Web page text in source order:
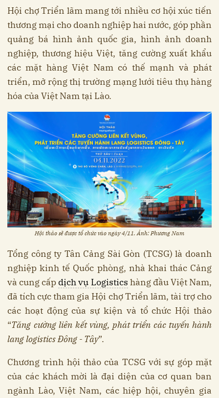
Hội chợ Triển lãm mang tới nhiều cơ hội xúc tiến
thương mại cho doanh nghiệp hai nước, góp phần
quảng bá hình ảnh quốc gia, hình ảnh doanh
nghiệp, thương hiệu Việt, tăng cường xuất khẩu
các mặt hàng Việt Nam có thế mạnh và phát
triển, mở rộng thị trường mạng lưới tiêu thụ hàng
hóa của Việt Nam tại Lào.
Hội thảo sẽ được tổ chức vào ngày 4/11. Ảnh: Phương Nam
Tổng công ty Tân Cảng Sài Gòn (TCSG) là doanh
nghiệp kinh tế Quốc phòng, nhà khai thác Cảng
và cung cấp dịch vụ Logistics hàng đầu Việt Nam,
đã tích cực tham gia Hội chợ Triển lãm, tài trợ cho
các hoạt động của sự kiện và tổ chức Hội thảo
“Tăng cường liên kết vùng, phát triển các tuyến hành
lang logistics Đông - Tây”.
Chương trình hội thảo của TCSG với sự góp mặt
của các khách mời là đại diện của cơ quan ban
ngành Lào, Việt Nam, các hiệp hội, chuyên gia